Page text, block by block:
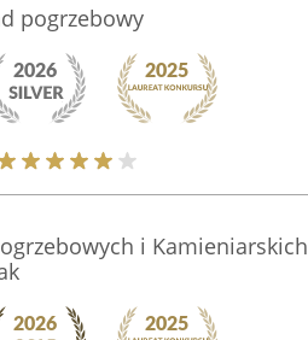
pogrzebowy
i Kamieniarskich